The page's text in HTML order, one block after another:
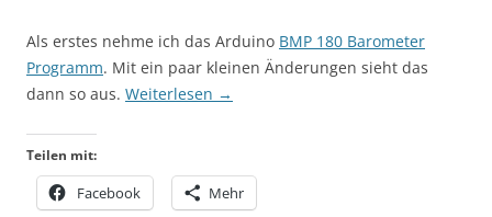
Als erstes nehme ich das Arduino BMP 180 Barometer
Programm. Mit ein paar kleinen Änderungen sieht das
dann so aus. Weiterlesen →
Teilen mit:
Facebook Mehr